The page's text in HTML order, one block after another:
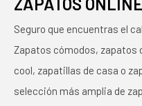
Seguro que encuentras el
Zapatos cómodos, zapatos
cool, zapatillas de casa o
selección más amplia de